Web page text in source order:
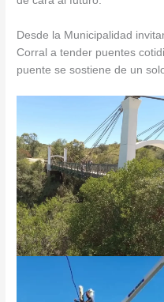
Desde la Municipalidad
Corral a tender puentes
puente se sostiene de un